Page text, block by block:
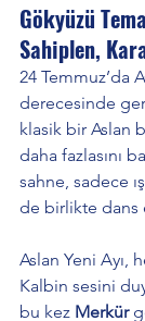
Gökyüzü
Sahiplen,
24 Temmuz’da
derecesinde
klasik bir Aslan
daha fazlasını
sahne, sadece
de birlikte dans
Aslan Yeni Ayı,
Kalbin sesini
bu kez Merkür